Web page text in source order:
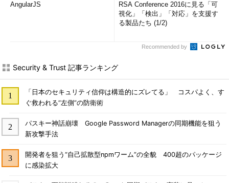
AngularJS
RSA Conference 2016に見る「可
視化」「検出」「対応」を支援す
る製品たち (1/2)
Recommended by
Security & Trust 記事ランキング
「日本のセキュリティ信仰は構造的にズレてる」 コスパよく、す
ぐ救われる“左側”の防衛術
パスキー神話崩壊 Google Password Managerの同期機能を狙う
新攻撃手法
開発者を狙う“自己拡散型npmワーム”の全貌 400超のパッケージ
に感染拡大